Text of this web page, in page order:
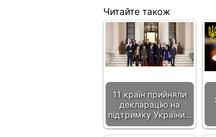
Читайте також
11 країн прийняли
декларацію на
підтримку України…